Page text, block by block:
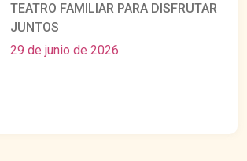
TEATRO FAMILIAR PARA DISFRUTAR
JUNTOS
29 de junio de 2026